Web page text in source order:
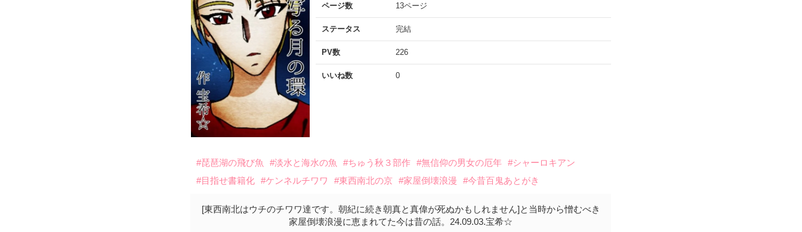
ページ数 13ページ
ステータス 完結
PV数 226
いいね数 0
#琵琶湖の飛び魚 #淡水と海水の魚 #ちゅう秋３部作 #無信仰の男女の厄年
#シャーロキアン
#目指せ書籍化
#ケンネルチワワ #東西南北の京 #家屋倒壊浪漫 #今昔百鬼あとがき
[東西南北はウチのチワワ達です。朝紀に続き朝真と真偉が死ぬかもしれません]と当時から憎むべき
家屋倒壊浪漫に恵まれてた今は昔の話。24.09.03.宝希☆